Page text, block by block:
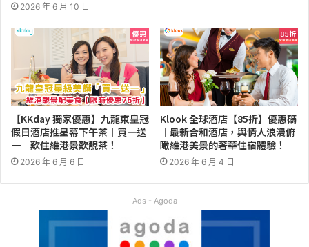
2026 年 6 月 10 日
【KKday 獨家優惠】九龍東皇冠
假日酒店推星幕下午茶｜買一送
一｜歎住維港景歎靚茶！
2026 年 6 月 6 日
Klook 全球酒店【85折】優惠碼
｜最新合和酒店，與情人浪漫俯
瞰維港美景的奢華住宿體驗！
2026 年 6 月 4 日
Ads - Agoda